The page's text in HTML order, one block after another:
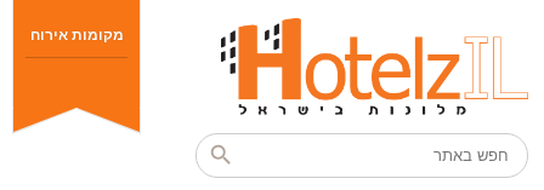
מקומות אירוח